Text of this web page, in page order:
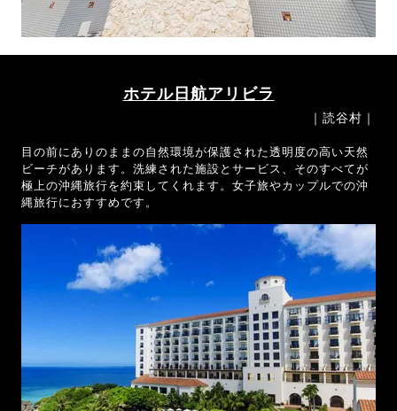
ホテル日航アリビラ
｜読谷村｜
目の前にありのままの自然環境が保護された透明度の高い天然
ビーチがあります。洗練された施設とサービス、そのすべてが
極上の沖縄旅行を約束してくれます。女子旅やカップルでの沖
縄旅行におすすめです。